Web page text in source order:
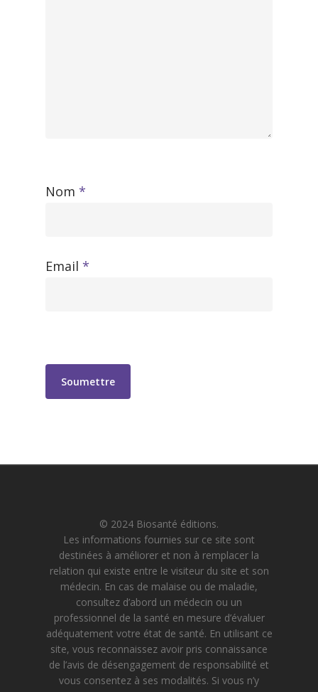
Nom *
Email *
© 2024 Biosanté éditions.
Les informations fournies sur ce site sont
destinées à améliorer et non à remplacer la
relation qui existe entre le visiteur du site et son
médecin. En cas de malaise ou de maladie,
consultez d’abord un médecin ou un
professionnel de la santé en mesure d’évaluer
adéquatement votre état de santé. En utilisant ce
site, vous reconnaissez avoir pris connaissance
de l’avis de désengagement de responsabilité et
vous consentez à ses modalités. Si vous n’y